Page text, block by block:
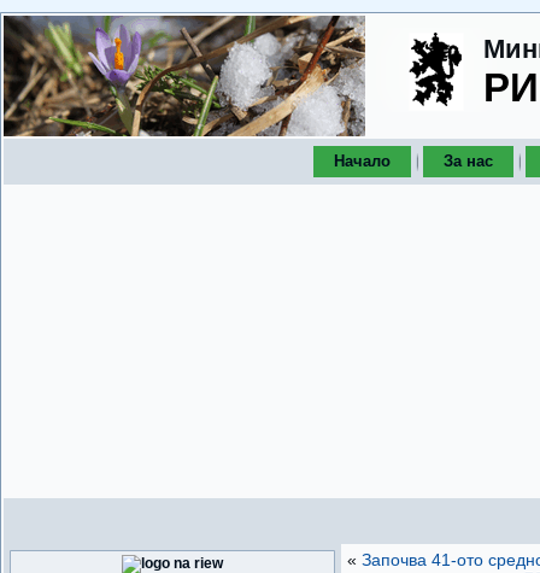
Начало За нас
« Започва 41-ото